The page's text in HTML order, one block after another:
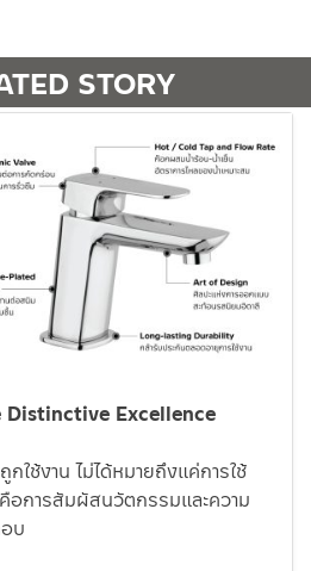
STORY
Distinctive Excellence
ใช้งาน ไม่ได้หมายถึงแค่การใช้
อการสัมผัสนวัตกรรมและความ
บ